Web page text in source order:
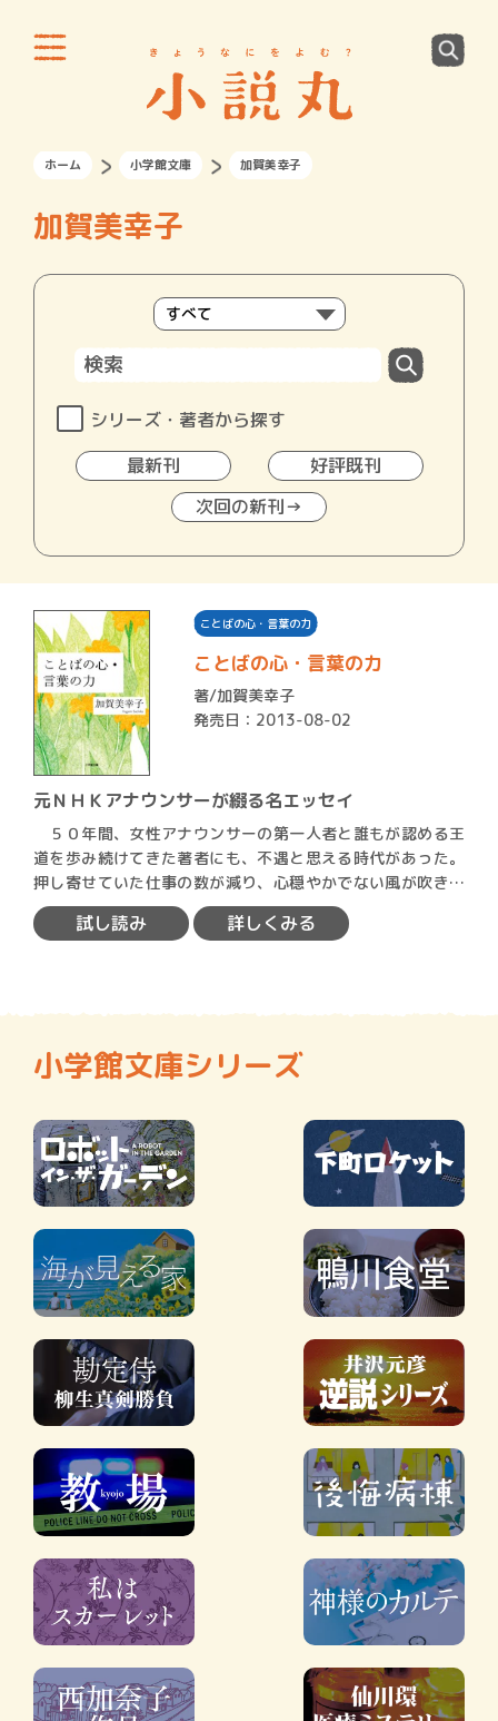
ホーム 小学館文庫 加賀美幸子
加賀美幸子
シリーズ・著者から探す
最新刊
好評既刊
次回の新刊→
ことばの心・言葉の力
ことばの心・言葉の力
著/加賀美幸子
発売日：2013-08-02
元ＮＨＫアナウンサーが綴る名エッセイ
５０年間、女性アナウンサーの第一人者と誰もが認める王
道を歩み続けてきた著者にも、不遇と思える時代があった。
押し寄せていた仕事の数が減り、心穏やかでない風が吹き出
した。い…
試し読み 詳しくみる
小学館文庫シリーズ